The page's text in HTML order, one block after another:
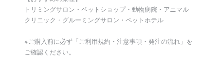
トリミングサロン・ペットショップ・動物病院・アニマル
クリニック・グルーミングサロン・ペットホテル
※ご購入前に必ず「ご利用規約・注意事項・発注の流れ」を
ご確認ください。